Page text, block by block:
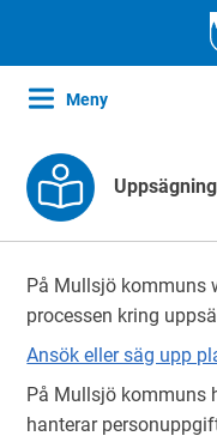
Meny
På Mullsjö kommuns
processen kring
Ansök eller säg upp
På Mullsjö kommuns
hanterar